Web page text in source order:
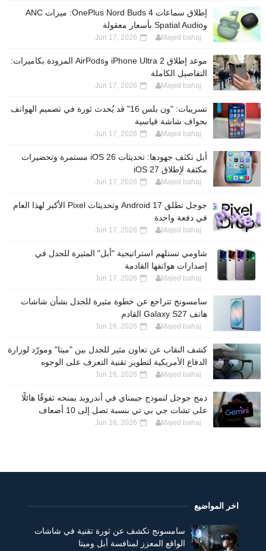
إطلاق سماعات OnePlus Nord Buds 4: ميزات ANC
وSpatial Audio بأسعار معقولة
Majed bahaj
Jun 17, 2026
موعد إطلاق iPhone Ultra 2 وAirPods المزودة بكاميرات:
التفاصيل الكاملة
Majed bahaj
Jun 17, 2026
تسريبات: "ون بلس 16" قد يُحدث ثورة في تصميم الهواتف
بحواف شاشة قياسية
Majed bahaj
Jun 17, 2026
أبل تكثف جهودها: تحديثات iOS 26 مستمرة وتحضيرات
مكثفة لإطلاق iOS 27
Majed bahaj
Jun 17, 2026
جوجل تطلق Android 17 وتحديثات Pixel الأكبر لهذا العام
في دفعة واحدة
Majed bahaj
Jun 17, 2026
شاومي تستلهم استراتيجية "أبل" المثيرة للجدل في
إصدارات هواتفها القادمة
Majed bahaj
Jun 17, 2026
سامسونج تتراجع عن خطوة مثيرة للجدل بشأن شاشات
هاتف Galaxy S27 القادم
Majed bahaj
Jun 16, 2026
كشف النقاب عن تعاون مثير للجدل بين "ميتا" ومورّد لوزارة
الدفاع الأمريكية لتطوير تقنية التعرف على الوجوه
Majed bahaj
Jun 16, 2026
دمج جوجل لنموذج جيمناي في أندرويد يمنحه تفوقًا هائلًا
على تشات جي بي تي بنسبة تصل إلى 10 أضعاف
Majed bahaj
Jun 16, 2026
اخر المواضيع
سامسونج تكشف عن ثورة تقنية في شاشات
الواقع المعزز لمنافسة أبل وميتا